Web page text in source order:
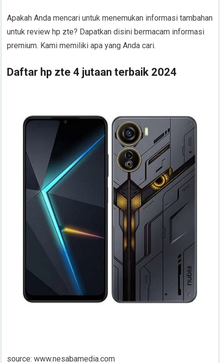
Apakah Anda mencari untuk menemukan informasi tambahan
untuk review hp zte? Dapatkan disini bermacam informasi
premium. Kami memiliki apa yang Anda cari.
Daftar hp zte 4 jutaan terbaik 2024
source: www.nesabamedia.com